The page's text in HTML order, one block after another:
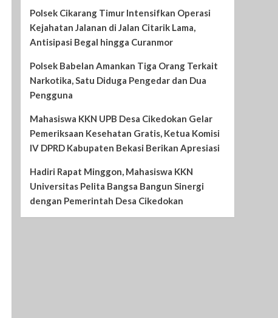
Polsek Cikarang Timur Intensifkan Operasi
Kejahatan Jalanan di Jalan Citarik Lama,
Antisipasi Begal hingga Curanmor
Polsek Babelan Amankan Tiga Orang Terkait
Narkotika, Satu Diduga Pengedar dan Dua
Pengguna
Mahasiswa KKN UPB Desa Cikedokan Gelar
Pemeriksaan Kesehatan Gratis, Ketua Komisi
IV DPRD Kabupaten Bekasi Berikan Apresiasi
Hadiri Rapat Minggon, Mahasiswa KKN
Universitas Pelita Bangsa Bangun Sinergi
dengan Pemerintah Desa Cikedokan